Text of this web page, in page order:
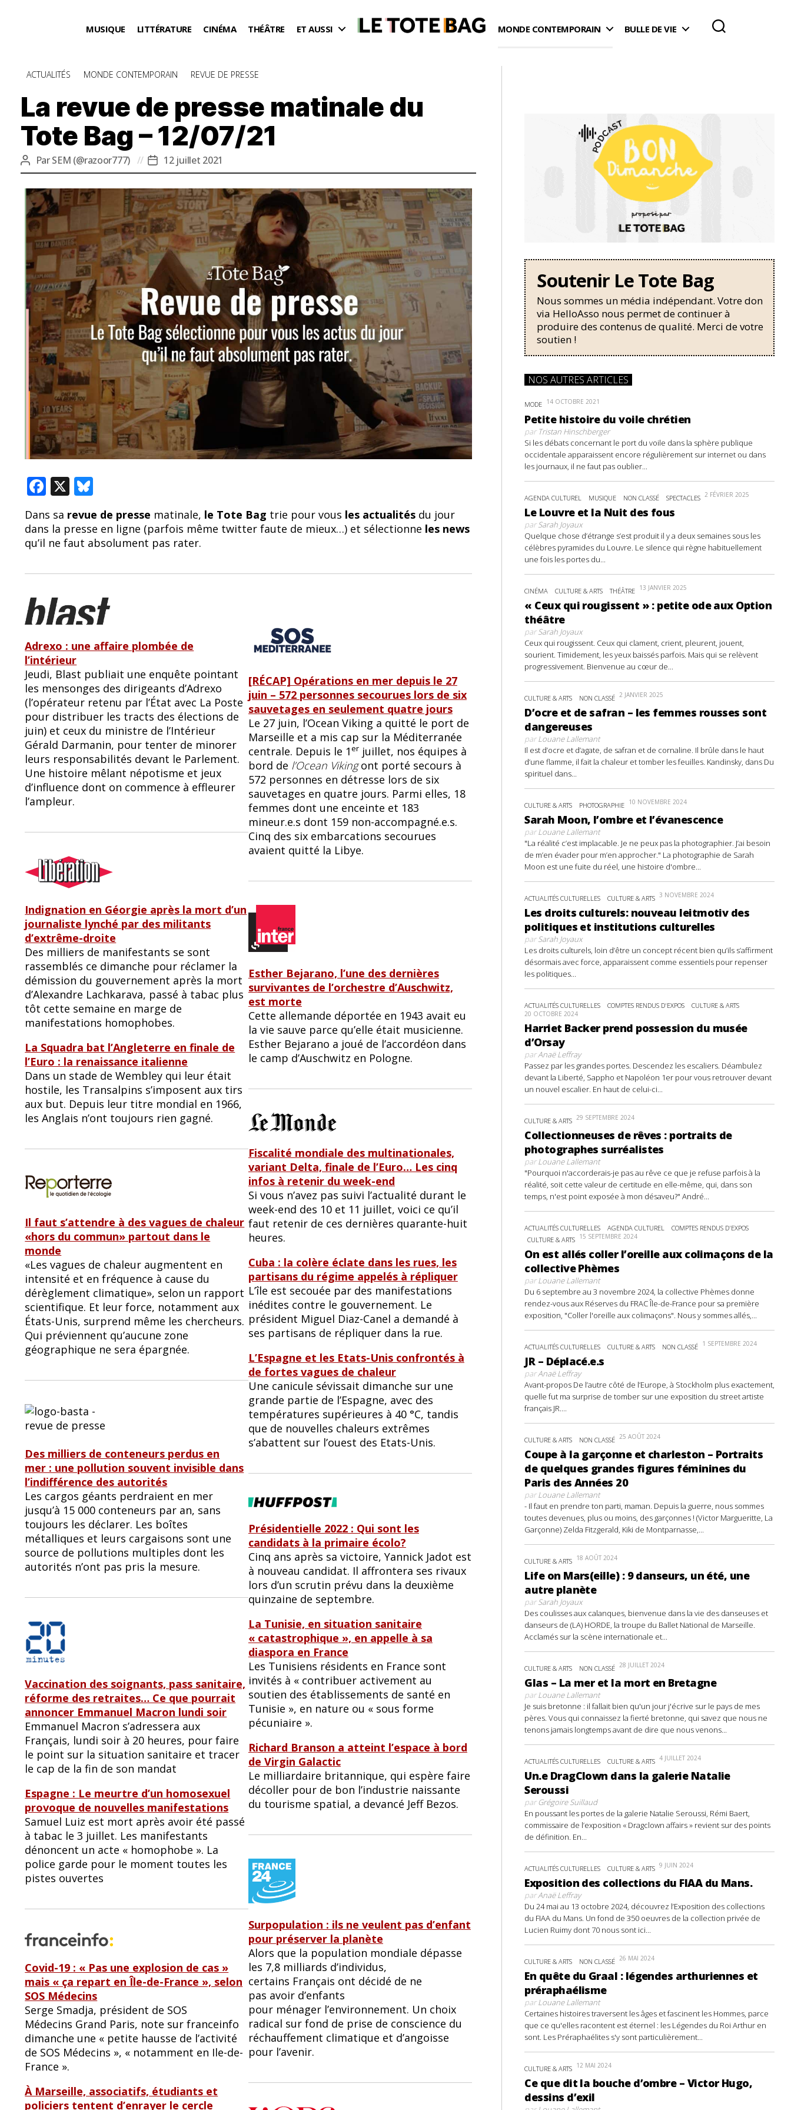
MUSIQUE LITTÉRATURE CINÉMA THÉÂTRE ET AUSSI MONDE CONTEMPORAIN BULLE DE VIE
Catégories
ACTUALITÉS MONDE CONTEMPORAIN REVUE DE PRESSE
La revue de presse matinale du
Tote Bag – 12/07/21
Auteur
de
l’article
ParSEM (@razoor777)
Date
de
l’article
12 juillet 2021
F
e
b
o
k
X
u
e
sk
Dans sa revue de presse matinale, le Tote Bag trie pour vous les actualités du jour
dans la presse en ligne (parfois même twitter faute de mieux…) et sélectionne les news
qu’il ne faut absolument pas rater.
Adrexo : une affaire plombée de
l’intérieur
Jeudi, Blast publiait une enquête pointant
les mensonges des dirigeants d’Adrexo
(l’opérateur retenu par l’État avec La Poste
pour distribuer les tracts des élections de
juin) et ceux du ministre de l’Intérieur
Gérald Darmanin, pour tenter de minorer
leurs responsabilités devant le Parlement.
Une histoire mêlant népotisme et jeux
d’influence dont on commence à effleurer
l’ampleur.
Indignation en Géorgie après la mort d’un
journaliste lynché par des militants
d’extrême-droite
Des milliers de manifestants se sont
rassemblés ce dimanche pour réclamer la
démission du gouvernement après la mort
d’Alexandre Lachkarava, passé à tabac plus
tôt cette semaine en marge de
manifestations homophobes.
La Squadra bat l’Angleterre en finale de
l’Euro : la renaissance italienne
Dans un stade de Wembley qui leur était
hostile, les Transalpins s’imposent aux tirs
aux but. Depuis leur titre mondial en 1966,
les Anglais n’ont toujours rien gagné.
Il faut s’attendre à des vagues de chaleur
«hors du commun» partout dans le
monde
«Les vagues de chaleur augmentent en
intensité et en fréquence à cause du
dérèglement climatique», selon un rapport
scientifique. Et leur force, notamment aux
États-Unis, surprend même les chercheurs.
Qui préviennent qu’aucune zone
géographique ne sera épargnée.
Des milliers de conteneurs perdus en
mer : une pollution souvent invisible dans
l’indifférence des autorités
Les cargos géants perdraient en mer
jusqu’à 15 000 conteneurs par an, sans
toujours les déclarer. Les boîtes
métalliques et leurs cargaisons sont une
source de pollutions multiples dont les
autorités n’ont pas pris la mesure.
Vaccination des soignants, pass sanitaire,
réforme des retraites… Ce que pourrait
annoncer Emmanuel Macron lundi soir
Emmanuel Macron s’adressera aux
Français, lundi soir à 20 heures, pour faire
le point sur la situation sanitaire et tracer
le cap de la fin de son mandat
Espagne : Le meurtre d’un homosexuel
provoque de nouvelles manifestations
Samuel Luiz est mort après avoir été passé
à tabac le 3 juillet. Les manifestants
dénoncent un acte « homophobe ». La
police garde pour le moment toutes les
pistes ouvertes
Covid-19 : « Pas une explosion de cas »
mais « ça repart en Île-de-France », selon
SOS Médecins
Serge Smadja, président de SOS
Médecins Grand Paris, note sur franceinfo
dimanche une « petite hausse de l’activité
de SOS Médecins », « notamment en Ile-de-
France ».
À Marseille, associatifs, étudiants et
policiers tentent d’enrayer le cercle
[RÉCAP] Opérations en mer depuis le 27
juin – 572 personnes secourues lors de six
sauvetages en seulement quatre jours
Le 27 juin, l’Ocean Viking a quitté le port de
Marseille et a mis cap sur la Méditerranée
centrale. Depuis le 1erjuillet, nos équipes à
bord de l’Ocean Vikingont porté secours à
572 personnes en détresse lors de six
sauvetages en quatre jours. Parmi elles, 18
femmes dont une enceinte et 183
mineur.e.s dont 159 non-accompagné.e.s.
Cinq des six embarcations secourues
avaient quitté la Libye.
Esther Bejarano, l’une des dernières
survivantes de l’orchestre d’Auschwitz,
est morte
Cette allemande déportée en 1943 avait eu
la vie sauve parce qu’elle était musicienne.
Esther Bejarano a joué de l’accordéon dans
le camp d’Auschwitz en Pologne.
Fiscalité mondiale des multinationales,
variant Delta, finale de l’Euro… Les cinq
infos à retenir du week-end
Si vous n’avez pas suivi l’actualité durant le
week-end des 10 et 11 juillet, voici ce qu’il
faut retenir de ces dernières quarante-huit
heures.
Cuba : la colère éclate dans les rues, les
partisans du régime appelés à répliquer
L’île est secouée par des manifestations
inédites contre le gouvernement. Le
président Miguel Diaz-Canel a demandé à
ses partisans de répliquer dans la rue.
L’Espagne et les Etats-Unis confrontés à
de fortes vagues de chaleur
Une canicule sévissait dimanche sur une
grande partie de l’Espagne, avec des
températures supérieures à 40 °C, tandis
que de nouvelles chaleurs extrêmes
s’abattent sur l’ouest des Etats-Unis.
Présidentielle 2022 : Qui sont les
candidats à la primaire écolo?
Cinq ans après sa victoire, Yannick Jadot est
à nouveau candidat. Il affrontera ses rivaux
lors d’un scrutin prévu dans la deuxième
quinzaine de septembre.
La Tunisie, en situation sanitaire
« catastrophique », en appelle à sa
diaspora en France
Les Tunisiens résidents en France sont
invités à « contribuer activement au
soutien des établissements de santé en
Tunisie », en nature ou « sous forme
pécuniaire ».
Richard Branson a atteint l’espace à bord
de Virgin Galactic
Le milliardaire britannique, qui espère faire
décoller pour de bon l’industrie naissante
du tourisme spatial, a devancé Jeff Bezos.
Surpopulation : ils ne veulent pas d’enfant
pour préserver la planète
Alors que la population mondiale dépasse
les 7,8 milliards d’individus,
certains Français ont décidé de ne
pas avoir d’enfants
pour ménager l’environnement. Un choix
radical sur fond de prise de conscience du
réchauffement climatique et d’angoisse
pour l’avenir.
Soutenir Le Tote Bag
Nous sommes un média indépendant. Votre don
via HelloAsso nous permet de continuer à
produire des contenus de qualité. Merci de votre
soutien !
NOS AUTRES ARTICLES
MODE 14 OCTOBRE 2021
Petite histoire du voile chrétien
parTristan Hinschberger
Si les débats concernant le port du voile dans la sphère publique
occidentale apparaissent encore régulièrement sur internet ou dans
les journaux, il ne faut pas oublier...
AGENDA CULTUREL MUSIQUE NON CLASSÉ SPECTACLES 2 FÉVRIER 2025
Le Louvre et la Nuit des fous
parSarah Joyaux
Quelque chose d’étrange s’est produit il y a deux semaines sous les
célèbres pyramides du Louvre. Le silence qui règne habituellement
une fois les portes du...
CINÉMA CULTURE & ARTS THÉÂTRE 13 JANVIER 2025
« Ceux qui rougissent » : petite ode aux Option
théâtre
parSarah Joyaux
Ceux qui rougissent. Ceux qui clament, crient, pleurent, jouent,
sourient. Timidement, les yeux baissés parfois. Mais qui se relèvent
progressivement. Bienvenue au cœur de...
CULTURE & ARTS NON CLASSÉ 2 JANVIER 2025
D’ocre et de safran – les femmes rousses sont
dangereuses
parLouane Lallemant
Il est d’ocre et d’agate, de safran et de cornaline. Il brûle dans le haut
d’une flamme, il fait la chaleur et tomber les feuilles. Kandinsky, dans Du
spirituel dans...
CULTURE & ARTS PHOTOGRAPHIE 10 NOVEMBRE 2024
Sarah Moon, l’ombre et l’évanescence
parLouane Lallemant
"La réalité c’est implacable. Je ne peux pas la photographier. J’ai besoin
de m’en évader pour m’en approcher." La photographie de Sarah
Moon est une fuite du réel, une histoire d'ombre...
ACTUALITÉS CULTURELLES CULTURE & ARTS 3 NOVEMBRE 2024
Les droits culturels: nouveau leitmotiv des
politiques et institutions culturelles
parSarah Joyaux
Les droits culturels, loin d’être un concept récent bien qu’ils s’affirment
désormais avec force, apparaissent comme essentiels pour repenser
les politiques...
ACTUALITÉS CULTURELLES COMPTES RENDUS D'EXPOS CULTURE & ARTS
20 OCTOBRE 2024
Harriet Backer prend possession du musée
d’Orsay
parAnaë Leffray
Passez par les grandes portes. Descendez les escaliers. Déambulez
devant la Liberté, Sappho et Napoléon 1er pour vous retrouver devant
un nouvel escalier. En haut de celui-ci...
CULTURE & ARTS 29 SEPTEMBRE 2024
Collectionneuses de rêves : portraits de
photographes surréalistes
parLouane Lallemant
"Pourquoi n'accorderais-je pas au rêve ce que je refuse parfois à la
réalité, soit cette valeur de certitude en elle-même, qui, dans son
temps, n'est point exposée à mon désaveu?" André...
ACTUALITÉS CULTURELLES AGENDA CULTUREL
COMPTES RENDUS D'EXPOS
CULTURE & ARTS 15 SEPTEMBRE 2024
On est allés coller l’oreille aux colimaçons de la
collective Phèmes
parLouane Lallemant
Du 6 septembre au 3 novembre 2024, la collective Phèmes donne
rendez-vous aux Réserves du FRAC Île-de-France pour sa première
exposition, "Coller l'oreille aux colimaçons". Nous y sommes allés,...
ACTUALITÉS CULTURELLES CULTURE & ARTS NON CLASSÉ 1 SEPTEMBRE 2024
JR – Déplacé.e.s
parAnaë Leffray
Avant-propos De l’autre côté de l’Europe, à Stockholm plus exactement,
quelle fut ma surprise de tomber sur une exposition du street artiste
français JR....
CULTURE & ARTS NON CLASSÉ 25 AOÛT 2024
Coupe à la garçonne et charleston – Portraits
de quelques grandes figures féminines du
Paris des Années 20
parLouane Lallemant
- Il faut en prendre ton parti, maman. Depuis la guerre, nous sommes
toutes devenues, plus ou moins, des garçonnes ! (Victor Margueritte, La
Garçonne) Zelda Fitzgerald, Kiki de Montparnasse,...
CULTURE & ARTS 18 AOÛT 2024
Life on Mars(eille) : 9 danseurs, un été, une
autre planète
parSarah Joyaux
Des coulisses aux calanques, bienvenue dans la vie des danseuses et
danseurs de (LA) HORDE, la troupe du Ballet National de Marseille.
Acclamés sur la scène internationale et...
CULTURE & ARTS NON CLASSÉ 28 JUILLET 2024
Glas – La mer et la mort en Bretagne
parLouane Lallemant
Je suis bretonne : il fallait bien qu'un jour j'écrive sur le pays de mes
pères. Vous qui connaissez la fierté bretonne, qui savez que nous ne
tenons jamais longtemps avant de dire que nous venons...
ACTUALITÉS CULTURELLES CULTURE & ARTS 4 JUILLET 2024
Un.e DragClown dans la galerie Natalie
Seroussi
parGrégoire Suillaud
En poussant les portes de la galerie Natalie Seroussi, Rémi Baert,
commissaire de l’exposition « Dragclown affairs » revient sur des points
de définition. En...
ACTUALITÉS CULTURELLES CULTURE & ARTS 9 JUIN 2024
Exposition des collections du FIAA du Mans.
parAnaë Leffray
Du 24 mai au 13 octobre 2024, découvrez l’Exposition des collections
du FIAA du Mans. Un fond de 350 oeuvres de la collection privée de
Lucien Ruimy dont 70 nous sont ici...
CULTURE & ARTS NON CLASSÉ 26 MAI 2024
En quête du Graal : légendes arthuriennes et
préraphaélisme
parLouane Lallemant
Certaines histoires traversent les âges et fascinent les Hommes, parce
que ce qu'elles racontent est éternel : les Légendes du Roi Arthur en
sont. Les Préraphaélites s'y sont particulièrement...
CULTURE & ARTS 12 MAI 2024
Ce que dit la bouche d’ombre – Victor Hugo,
dessins d’exil